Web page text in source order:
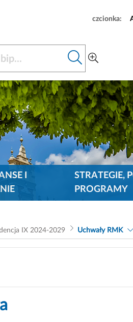
czcionka:
I
STRATEGIE,
PROGRAMY
IX 2024-2029 Uchwały RMK